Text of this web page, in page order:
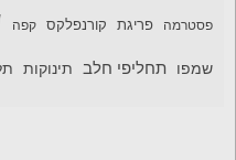
פסטרמה פריגת קורנפלקס קפה
שמפו תחליפי חלב תינוקות